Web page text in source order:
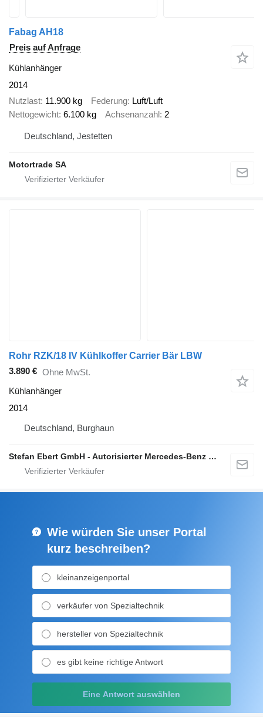
Fabag AH18
Preis auf Anfrage
Kühlanhänger
2014
Nutzlast 11.900 kg Federung Luft/Luft
Nettogewicht 6.100 kg Achsenanzahl 2
Deutschland, Jestetten
Motortrade SA
Rohr RZK/18 IV Kühlkoffer Carrier Bär LBW
3.890 € Ohne MwSt.
Kühlanhänger
2014
Deutschland, Burghaun
Stefan Ebert GmbH - Autorisierter Mercedes-Benz Servicepartner
Wie würden Sie unser Portal
kurz beschreiben?
kleinanzeigenportal
verkäufer von Spezialtechnik
hersteller von Spezialtechnik
es gibt keine richtige Antwort
Eine Antwort auswählen